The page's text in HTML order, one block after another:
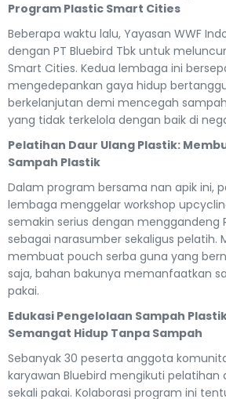
Program Plastic Smart Cities
Beberapa waktu lalu, Yayasan WWF
dengan PT Bluebird Tbk untuk
Smart Cities. Kedua lembaga ini
mengedepankan gaya hidup
berkelanjutan demi mencegah
yang tidak terkelola dengan baik di
Pelatihan Daur Ulang Plastik:
Sampah Plastik
Dalam program bersama nan apik ini,
lembaga menggelar workshop
semakin serius dengan menggandeng
sebagai narasumber sekaligus pelatih.
membuat pouch serba guna yang
saja, bahan bakunya memanfaatkan
pakai.
Edukasi Pengelolaan Sampah
Semangat Hidup Tanpa Sampah
Sebanyak 30 peserta anggota
karyawan Bluebird mengikuti pelatihan
sekali pakai. Kolaborasi program ini